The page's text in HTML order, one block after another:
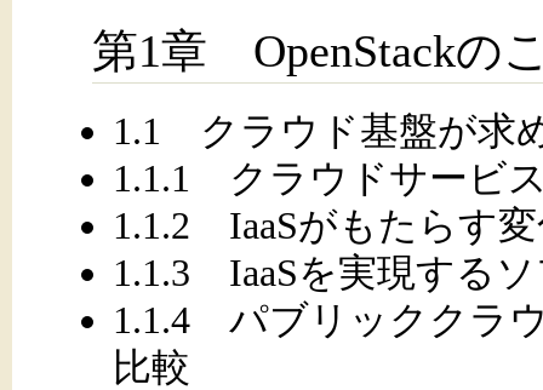
第1章 OpenStackの
1.1 クラウド基盤が求
1.1.1 クラウドサービ
1.1.2 IaaSがもたらす
1.1.3 IaaSを実現する
1.1.4 パブリッククラ
比較